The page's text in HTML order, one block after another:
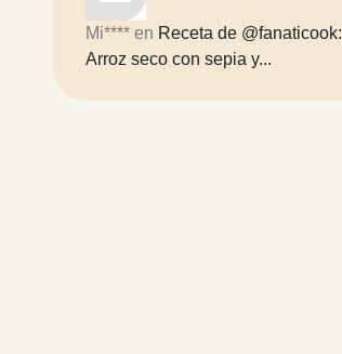
Mi**** en Receta de @fanaticook:
Arroz seco con sepia y...